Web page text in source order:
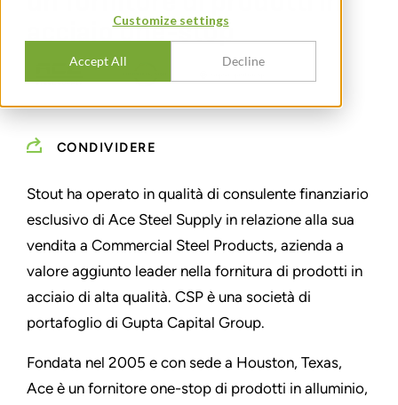
Customize settings
Accept All Decline
acciaio one-stop
CONDIVIDERE
Stout ha operato in qualità di consulente finanziario
esclusivo di Ace Steel Supply in relazione alla sua
vendita a Commercial Steel Products, azienda a
valore aggiunto leader nella fornitura di prodotti in
acciaio di alta qualità. CSP è una società di
portafoglio di Gupta Capital Group.
Fondata nel 2005 e con sede a Houston, Texas,
Ace è un fornitore one-stop di prodotti in alluminio,